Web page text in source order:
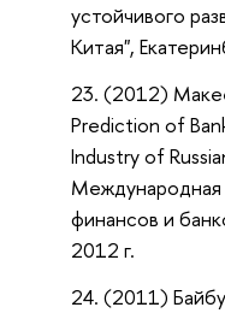
устойчивого
Китая",
(2012)
Prediction of
Industry of
финансов и
2012 г.
(2011)